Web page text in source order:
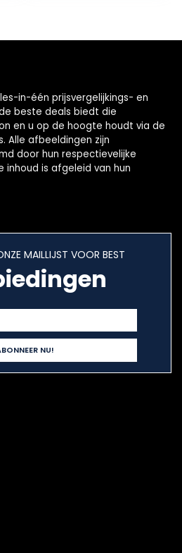
in-één prijsvergelijkings- en
beste deals biedt die
en u op de hoogte houdt via de
Alle afbeeldingen zijn
door hun respectievelijke
inhoud is afgeleid van hun
MAILLIJST VOOR BEST